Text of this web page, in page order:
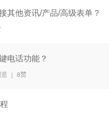
其他资讯/产品/高级表单？
电话功能？
| 8赞